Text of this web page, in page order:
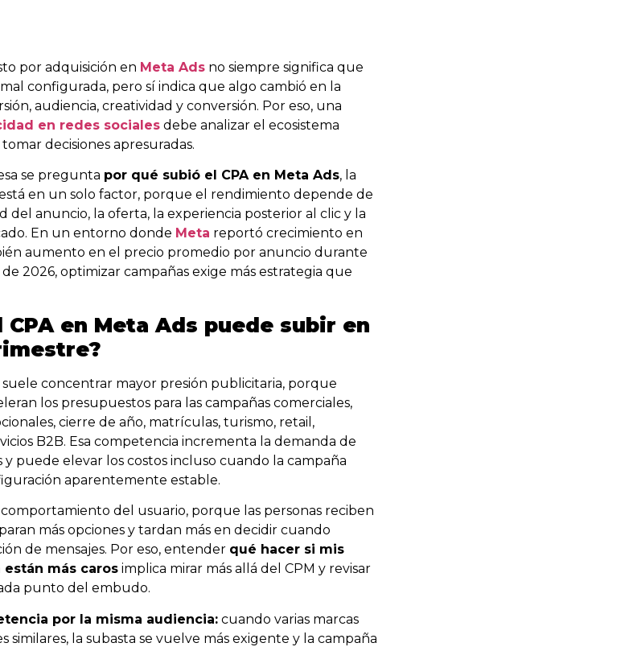
por adquisición en Meta Ads no siempre significa que
configurada, pero sí indica que algo cambió en la
audiencia, creatividad y conversión. Por eso, una
en redes sociales debe analizar el ecosistema
decisiones apresuradas.
se pregunta por qué subió el CPA en Meta Ads, la
en un solo factor, porque el rendimiento depende de
del anuncio, la oferta, la experiencia posterior al clic y la
En un entorno donde Meta reportó crecimiento en
aumento en el precio promedio por anuncio durante
2026, optimizar campañas exige más estrategia que
CPA en Meta Ads puede subir en
concentrar mayor presión publicitaria, porque
los presupuestos para las campañas comerciales,
cierre de año, matrículas, turismo, retail,
B2B. Esa competencia incrementa la demanda de
y puede elevar los costos incluso cuando la campaña
aparentemente estable.
del usuario, porque las personas reciben
más opciones y tardan más en decidir cuando
de mensajes. Por eso, entender qué hacer si mis
más caros implica mirar más allá del CPM y revisar
punto del embudo.
por la misma audiencia: cuando varias marcas
similares, la subasta se vuelve más exigente y la campaña